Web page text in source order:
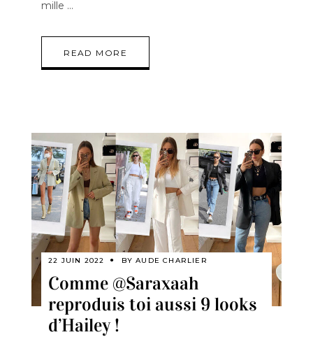
mille
READ MORE
22 JUIN 2022 BYAUDE CHARLIER
Comme @Saraxaah
reproduis toi aussi 9 looks
d’Hailey !